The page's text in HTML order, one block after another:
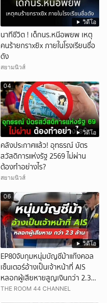
วิดีโอ
นาทีชีวิต ! เด็กนร.หนีอพยพ เหตุ
คนร้ายกราxยิx ภายในโรงเรียนชื่อ
ดัง
สยามนิวส์
วิดีโอ
04
คลังประกาศแล้ว! อุทธรณ์ บัตร
สวัสดิการแห่งรัฐ 2569 ไม่ผ่าน
ต้องทำอย่างไร?
สยามนิวส์
วิดีโอ
06
EP80จับกุมหนุ่มบัญชีม้าแก๊งคอล
เซ็นเตอร์อ้างเป็นเจ้าหน้าที่ AIS
หลอกผู้เสียหายสูญเงินกว่า 2.3
ล้านบาท
THE ROOM 44 CHANNEL